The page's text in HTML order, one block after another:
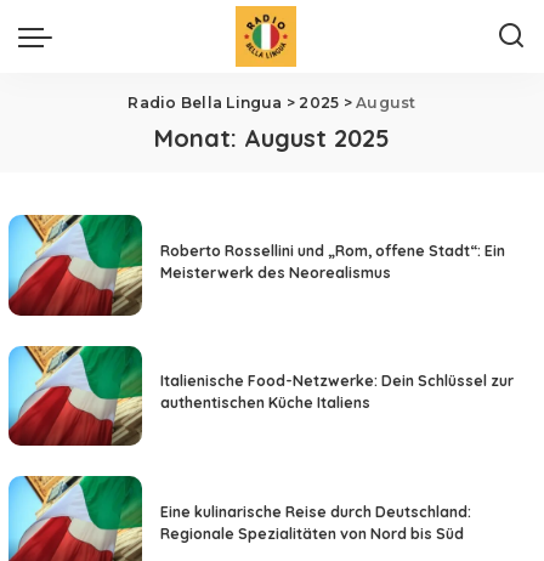
Radio Bella Lingua > 2025 >August
Monat: August 2025
Roberto Rossellini und „Rom, offene Stadt“: Ein
Meisterwerk des Neorealismus
Italienische Food-Netzwerke: Dein Schlüssel zur
authentischen Küche Italiens
Eine kulinarische Reise durch Deutschland:
Regionale Spezialitäten von Nord bis Süd